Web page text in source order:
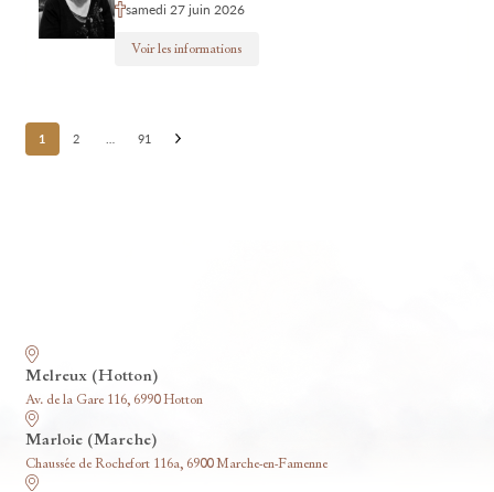
samedi 27 juin 2026
Voir les informations
Posts
pagination
1 2 91
Melreux (Hotton)
Av. de la Gare 116, 6990 Hotton
Marloie (Marche)
Chaussée de Rochefort 116a, 6900 Marche-en-Famenne